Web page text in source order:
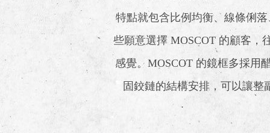
特點就包含比例均衡、線條俐
些願意選擇 MOSCOT 的顧客，
感覺。MOSCOT 的鏡框多採用
固鉸鏈的結構安排，可以讓